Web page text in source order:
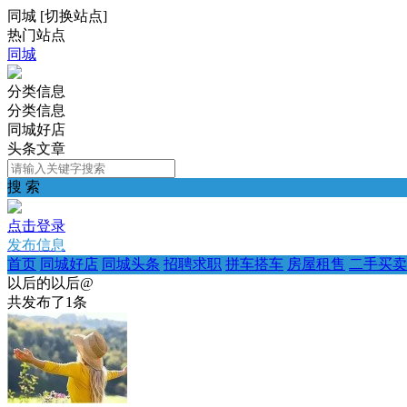
同城 [切换站点]
热门站点
同城
分类信息
分类信息
同城好店
头条文章
搜 索
点击登录
发布信息
首页 同城好店 同城头条 招聘求职 拼车搭车 房屋租售 二手买卖
以后的以后@
共发布了1条